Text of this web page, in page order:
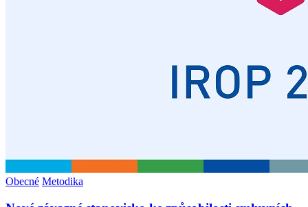
Obecné Metodika